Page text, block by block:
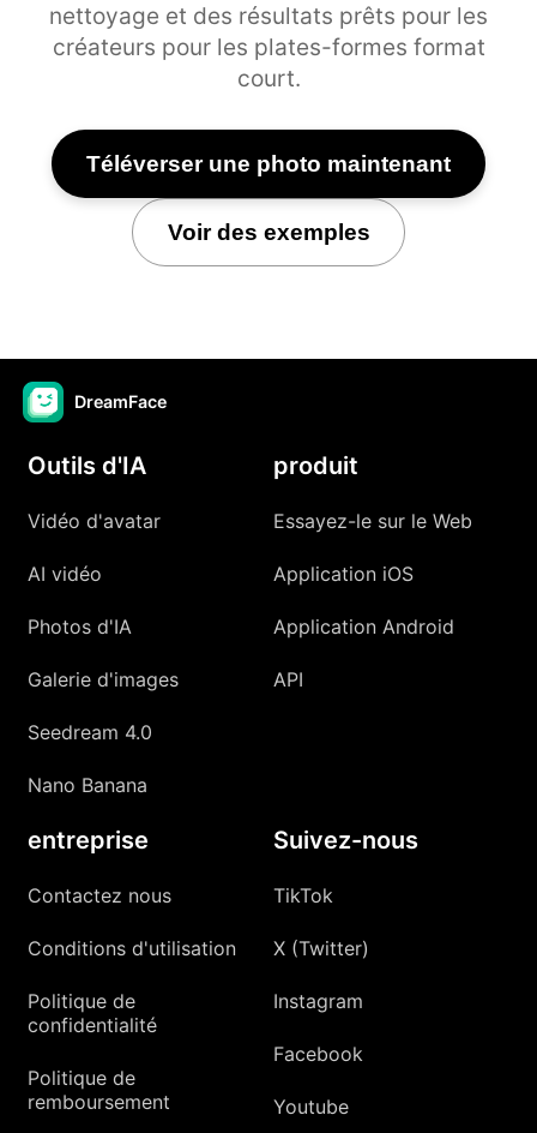
nettoyage et des résultats prêts pour les
créateurs pour les plates-formes format
court.
Téléverser une photo maintenant
Voir des exemples
DreamFace
Outils d'IA
Vidéo d'avatar
AI vidéo
Photos d'IA
Galerie d'images
Seedream 4.0
Nano Banana
produit
Essayez-le sur le Web
Application iOS
Application Android
API
entreprise
Contactez nous
Conditions d'utilisation
Politique de
confidentialité
Politique de
remboursement
Suivez-nous
TikTok
X (Twitter)
Instagram
Facebook
Youtube